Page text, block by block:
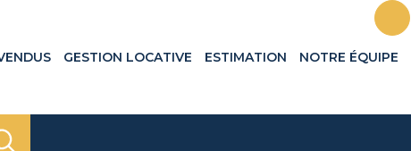
GESTION LOCATIVE ESTIMATION NOTRE ÉQUIPE